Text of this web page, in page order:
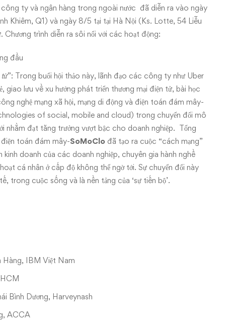
ty và ngân hàng trong ngoài nước đã diễn ra vào ngày
Khiêm, Q1) và ngày 8/5 tại tại Hà Nội (Ks. Lotte, 54 Liễu
trình diễn ra sôi nổi với các hoạt động:
đầu
”: Trong buổi hội thảo này, lãnh đạo các công ty như Uber
lưu về xu hướng phát triển thương mại điện tử, bài học
nghệ mạng xã hội, mạng di động và điện toán đám mây-
of social, mobile and cloud) trong chuyển đổi mô
nhằm đạt tăng trưởng vượt bậc cho doanh nghiệp. Tổng
toán đám mây-SoMoClo đã tạo ra cuộc “cách mạng”
doanh của các doanh nghiệp, chuyên gia hành nghề
cá nhân ở cấp độ không thể ngờ tới. Sự chuyển đổi này
trong cuộc sống và là nền tảng của ‘sự tiến bộ’.
Hàng, IBM Việt Nam
Bình Dương, Harveynash
ACCA